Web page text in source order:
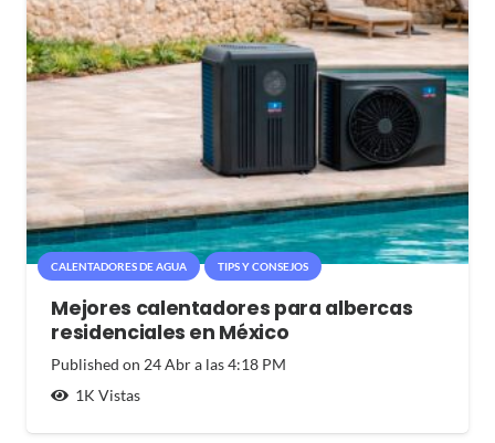
CALENTADORES DE AGUA TIPS Y CONSEJOS
Mejores calentadores para albercas
residenciales en México
Published on 24 Abr a las 4:18 PM
1K Vistas